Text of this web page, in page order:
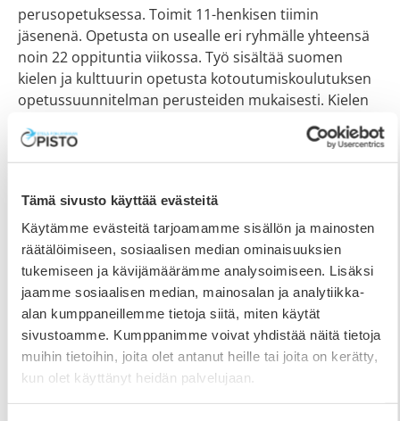
Tämä sivusto käyttää evästeitä
Käytämme evästeitä tarjoamamme sisällön ja mainosten
räätälöimiseen, sosiaalisen median ominaisuuksien
tukemiseen ja kävijämäärämme analysoimiseen. Lisäksi
jaamme sosiaalisen median, mainosalan ja analytiikka-
alan kumppaneillemme tietoja siitä, miten käytät
sivustoamme. Kumppanimme voivat yhdistää näitä tietoja
muihin tietoihin, joita olet antanut heille tai joita on kerätty,
kun olet käyttänyt heidän palvelujaan.
perusopetuksessa. Toimit 11-henkisen tiimin
jäsenenä. Opetusta on usealle eri ryhmälle yhteensä
noin 22 oppituntia viikossa. Työ sisältää suomen
kielen ja kulttuurin opetusta kotoutumiskoulutuksen
opetussuunnitelman perusteiden mukaisesti. Kielen
opetuksen lisäksi työhön kuuluvat yhteiskunnalliset-
ja kulttuuurisisällöt. Opinto-ohjausta ja erilaista arjen
taitojen